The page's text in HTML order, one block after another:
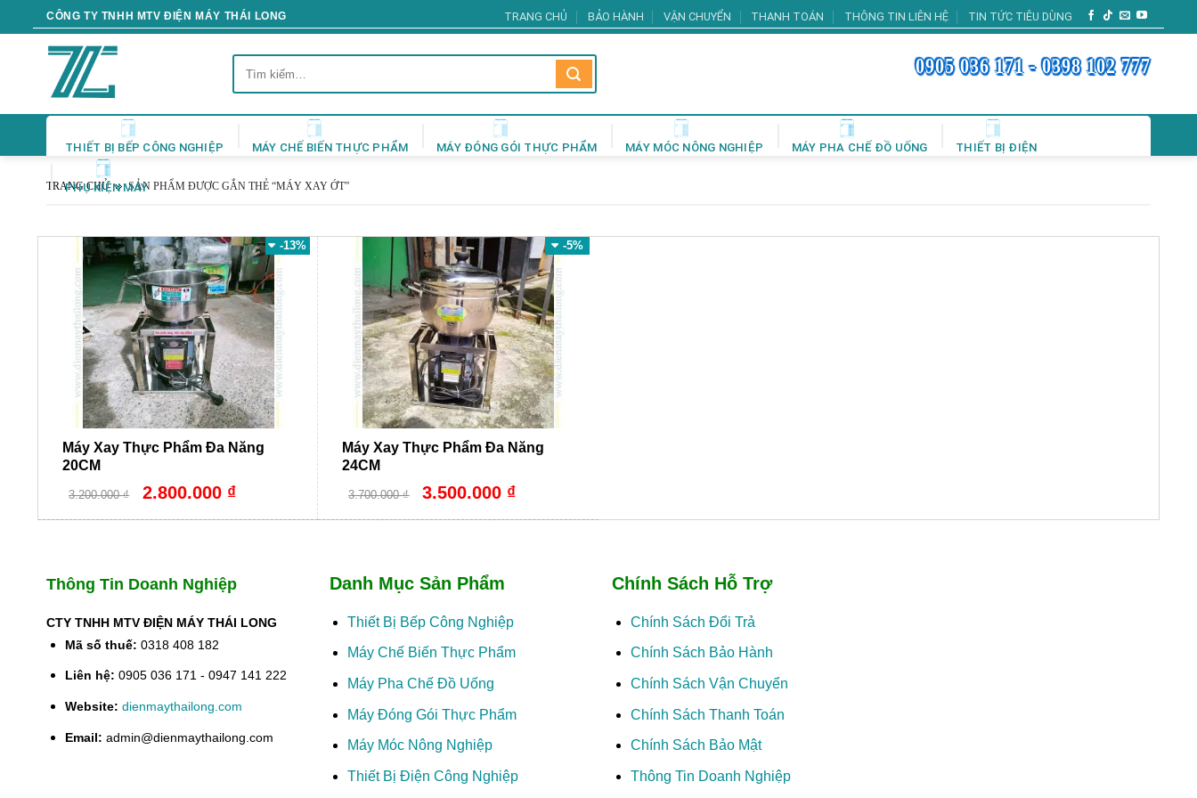
to
CÔNG TY TNHH MTV ĐIỆN MÁY THÁI LONG TRANG CHỦ BẢO HÀNH VẬN CHUYỂN THANH TOÁN THÔNG TIN LIÊN HỆ TIN TỨC TIÊU DÙNG
0905 036 171 - 0398 102 777
THIẾT BỊ BẾP CÔNG NGHIỆP MÁY CHẾ BIẾN THỰC PHẨM MÁY ĐÓNG GÓI THỰC PHẨM MÁY MÓC NÔNG NGHIỆP MÁY PHA CHẾ ĐỒ UỐNG THIẾT BỊ ĐIỆN
PHỤ KIỆN MÁY
TRANG CHỦ SẢN PHẨM ĐƯỢC GẮN THẺ “MÁY XAY ỚT”
-13%
Máy Xay Thực Phẩm Đa Năng
20CM
3.200.000₫
Giá
gốc
2.800.000 ₫Giá
hiện
-5%
Máy Xay Thực Phẩm Đa Năng
24CM
3.700.000₫
Giá
gốc
3.500.000 ₫Giá
hiện
Thông Tin Doanh Nghiệp
CTY TNHH MTV ĐIỆN MÁY THÁI LONG
Mã số thuế: 0318 408 182
Liên hệ: 0905 036 171 - 0947 141 222
Website: dienmaythailong.com
Email: admin@dienmaythailong.com
Danh Mục Sản Phẩm
Thiết Bị Bếp Công Nghiệp
Máy Chế Biến Thực Phẩm
Máy Pha Chế Đồ Uống
Máy Đóng Gói Thực Phẩm
Máy Móc Nông Nghiệp
Thiết Bị Điện Công Nghiệp
Chính Sách Hỗ Trợ
Chính Sách Đổi Trả
Chính Sách Bảo Hành
Chính Sách Vận Chuyển
Chính Sách Thanh Toán
Chính Sách Bảo Mật
Thông Tin Doanh Nghiệp